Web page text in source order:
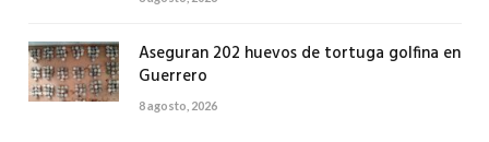
Aseguran 202 huevos de tortuga golfina en
Guerrero
8 agosto, 2026